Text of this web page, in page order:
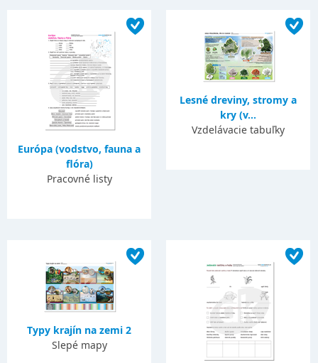
Európa (vodstvo, fauna a
flóra)
Pracovné listy
Lesné dreviny, stromy a
kry (v...
Vzdelávacie tabuľky
Typy krajín na zemi 2
Slepé mapy